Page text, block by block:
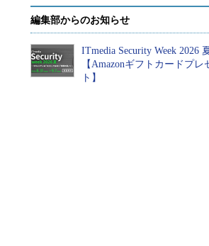
編集部からのお知らせ
ITmedia Security Week 2026
【Amazonギフトカードプレ
ト】